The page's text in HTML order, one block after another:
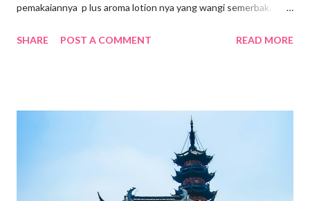
pemakaiannya p lus aroma lotion nya yang wangi semerbak.
ini saya akan mereview tentang body serum-nya. Mungkin tidak
alasannya ? Jadi, tak hanya kulit wajah ladies saja yang butuh
serum, kesehatan kulit tubuh juga perlu diperhatikan. Body
serum menjadi salah satu produk body care yang harus ada
dalam list kebutuhan kamu. Ladies, berbeda dengan body lotion,
SHARE POST A COMMENT READ MORE